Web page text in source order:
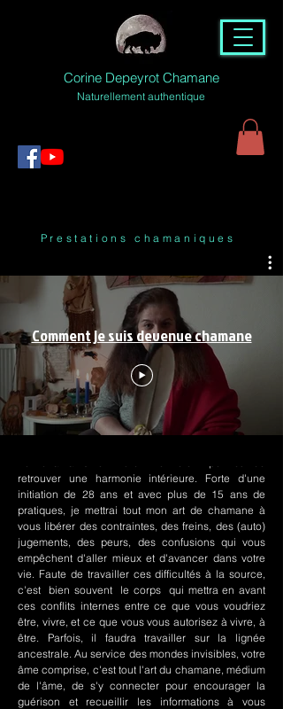
Corine Depeyrot Chamane
Naturellement authentique
Prestations chamaniques
Comment je suis devenue chamane
retrouver une harmonie intérieure. Forte d'une
initiation de 28 ans et avec plus de 15 ans de
pratiques, je mettrai tout mon art de chamane à
vous libérer des contraintes, des freins, des (auto)
jugements, des peurs, des confusions qui vous
empêchent d'aller mieux et d'avancer dans votre
vie. Faute de travailler ces difficultés à la source,
c'est bien souvent le corps qui mettra en avant
ces conflits internes entre ce que vous voudriez
être, vivre, et ce que vous vous autorisez à vivre, à
être. Parfois, il faudra travailler sur la lignée
ancestrale. Au service des mondes invisibles, votre
âme comprise, c'est tout l'art du chamane, médium
de l'âme, de s'y connecter pour encourager la
guérison et recueillir les informations à vous